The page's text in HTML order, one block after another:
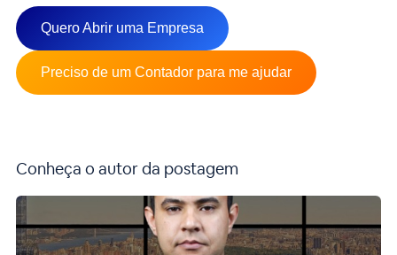
Quero Abrir uma Empresa
Preciso de um Contador para me ajudar
Conheça o autor da postagem